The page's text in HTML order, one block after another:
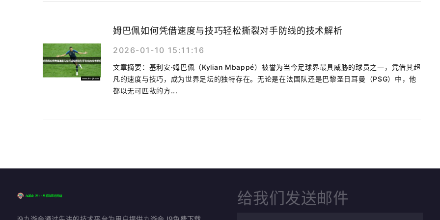
姆巴佩如何凭借速度与技巧轻松撕裂对手防线的技术解析
2026-01-10 15:11:16
文章摘要：基利安·姆巴佩（Kylian Mbappé）被誉为当今足球界最具威胁的球员之一，凭借其超
凡的速度与技巧，成为世界足坛的独特存在。无论是在法国队还是巴黎圣日耳曼（PSG）中，他
都以无可匹敌的方...
给我们发送邮件